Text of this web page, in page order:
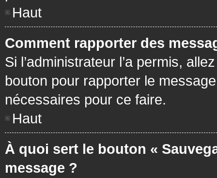
Haut
Comment rapporter des
Si l’administrateur l’a permis,
bouton pour rapporter le
nécessaires pour ce faire.
Haut
À quoi sert le bouton «
message ?